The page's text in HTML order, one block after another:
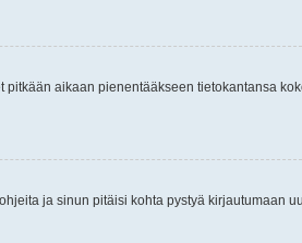
aikaan pienentääkseen tietokantansa
ohjeita ja sinun pitäisi kohta pystyä kirjautumaan